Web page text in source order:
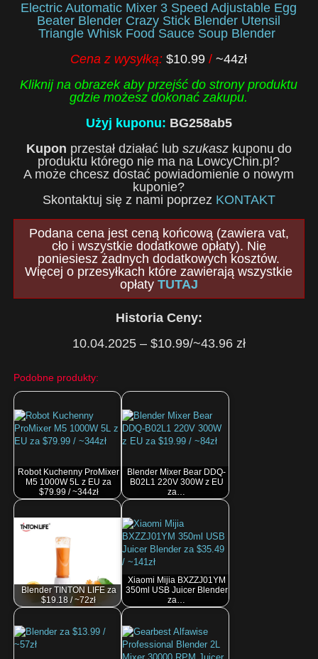
Electric Automatic Mixer 3 Speed Adjustable Egg
Beater Blender Crazy Stick Blender Utensil
Triangle Whisk Food Sauce Soup Blender
Cena z wysyłką:$10.99/~44zł
Kliknij na obrazek aby przejść do strony produktu
gdzie możesz dokonać zakupu.
Użyj kuponu: BG258ab5
Kupon przestał działać lub szukaszkuponu do
produktu którego nie ma na LowcyChin.pl?
A może chcesz dostać powiadomienie o nowym
kuponie?
Skontaktuj się z nami poprzez KONTAKT
Podana cena jest ceną końcową (zawiera vat,
cło i wszystkie dodatkowe opłaty). Nie
poniesiesz żadnych dodatkowych kosztów.
Więcej o przesyłkach które zawierają wszystkie
opłaty TUTAJ
Historia Ceny:
10.04.2025 – $10.99/~43.96 zł
Podobne produkty:
Robot Kuchenny ProMixer
M5 1000W 5L z EU za
$79.99 / ~344zł
Blender Mixer Bear DDQ-
B02L1 220V 300W z EU
za…
Blender TINTON LIFE za
$19.18 / ~72zł
Xiaomi Mijia BXZZJ01YM
350ml USB Juicer Blender
za…